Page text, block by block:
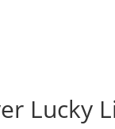
Lucky